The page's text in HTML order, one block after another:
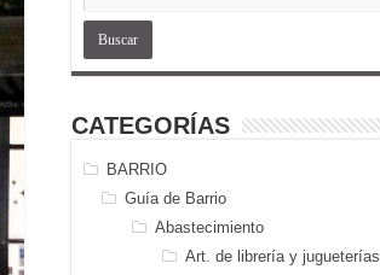
CATEGORÍAS
BARRIO
Guía de Barrio
Abastecimiento
Art. de librería y jugueterías